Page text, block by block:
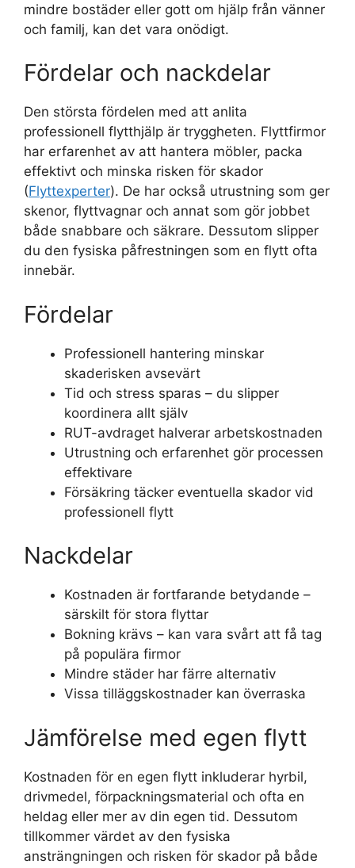
mindre bostäder eller gott om hjälp från vänner
och familj, kan det vara onödigt.
Fördelar och nackdelar
Den största fördelen med att anlita
professionell flytthjälp är tryggheten. Flyttfirmor
har erfarenhet av att hantera möbler, packa
effektivt och minska risken för skador
(Flyttexperter). De har också utrustning som ger
skenor, flyttvagnar och annat som gör jobbet
både snabbare och säkrare. Dessutom slipper
du den fysiska påfrestningen som en flytt ofta
innebär.
Fördelar
Professionell hantering minskar
skaderisken avsevärt
Tid och stress sparas – du slipper
koordinera allt själv
RUT-avdraget halverar arbetskostnaden
Utrustning och erfarenhet gör processen
effektivare
Försäkring täcker eventuella skador vid
professionell flytt
Nackdelar
Kostnaden är fortfarande betydande –
särskilt för stora flyttar
Bokning krävs – kan vara svårt att få tag
på populära firmor
Mindre städer har färre alternativ
Vissa tilläggskostnader kan överraska
Jämförelse med egen flytt
Kostnaden för en egen flytt inkluderar hyrbil,
drivmedel, förpackningsmaterial och ofta en
heldag eller mer av din egen tid. Dessutom
tillkommer värdet av den fysiska
ansträngningen och risken för skador på både